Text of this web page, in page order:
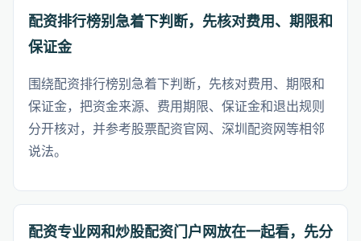
配资排行榜别急着下判断，先核对费用、期限和
保证金
围绕配资排行榜别急着下判断，先核对费用、期限和
保证金，把资金来源、费用期限、保证金和退出规则
分开核对，并参考股票配资官网、深圳配资网等相邻
说法。
配资专业网和炒股配资门户网放在一起看，先分